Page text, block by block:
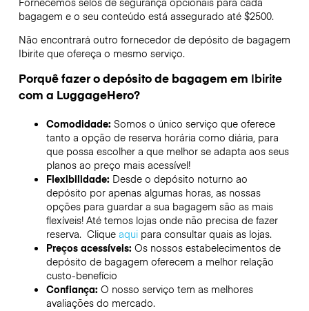
bagagem e o seu conteúdo está assegurado até $2500.
Não encontrará outro fornecedor de depósito de bagagem
Ibiriteque ofereça o mesmo serviço.
Porquê fazer o depósito de bagagem em Ibirite
com a LuggageHero?
Comodidade: Somos o único serviço que oferece
tanto a opção de reserva horária como diária, para
que possa escolher a que melhor se adapta aos seus
planos ao preço mais acessível!
Flexibilidade: Desde o depósito noturno ao
depósito por apenas algumas horas, as nossas
opções para guardar a sua bagagem são as mais
flexíveis! Até temos lojas onde não precisa de fazer
reserva. Clique aquipara consultar quais as lojas.
Preços acessíveis: Os nossos estabelecimentos de
depósito de bagagem oferecem a melhor relação
custo-benefício
Confiança: O nosso serviço tem as melhores
avaliações do mercado.